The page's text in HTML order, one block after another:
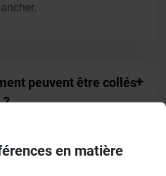
peuvent être collés
?
(12 résultats au total)
en matière